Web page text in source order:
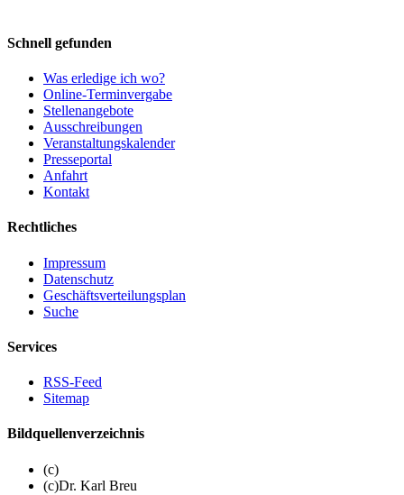
Schnell gefunden
Was erledige ich wo?
Online-Terminvergabe
Stellenangebote
Ausschreibungen
Veranstaltungskalender
Presseportal
Anfahrt
Kontakt
Rechtliches
Impressum
Datenschutz
Geschäftsverteilungsplan
Suche
Services
RSS-Feed
Sitemap
Bildquellenverzeichnis
(c)
(c)Dr. Karl Breu